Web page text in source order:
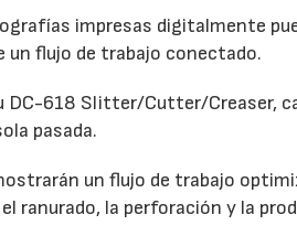
impresas digitalmente
un flujo de trabajo conectado.
618 Slitter/Cutter/Creaser,
pasada.
un flujo de trabajo
ranurado, la perforación y la